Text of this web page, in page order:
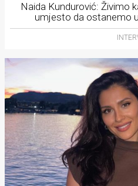
Naida Kundurović: Živimo
umjesto da ostanemo